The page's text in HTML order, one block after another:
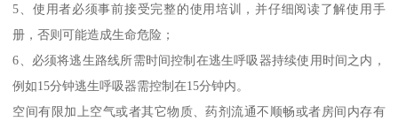
5、使用者必须事前接受完整的使用培训，并仔细阅读了解使用手
册，否则可能造成生命危险；
6、必须将逃生路线所需时间控制在逃生呼吸器持续使用时间之内，
例如15分钟逃生呼吸器需控制在15分钟内。
空间有限加上空气或者其它物质、药剂流通不顺畅或者房间内存有